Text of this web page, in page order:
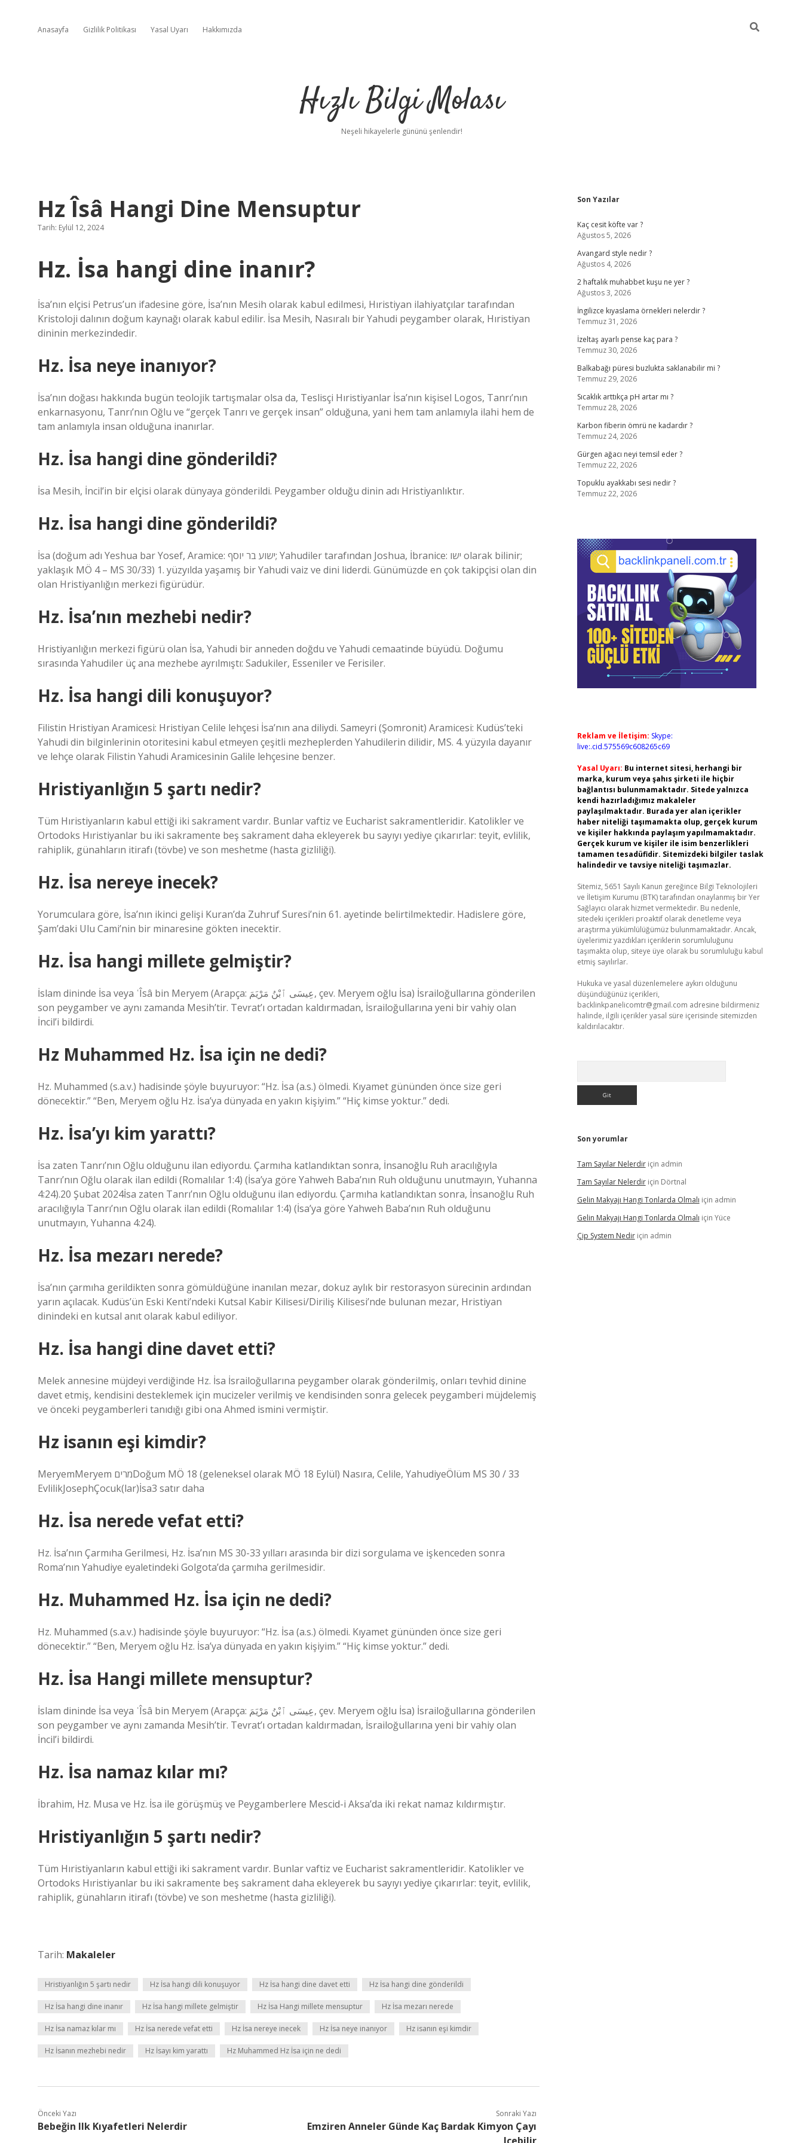
Anasayfa Gizlilik Politikası Yasal Uyarı Hakkımızda
Hızlı Bilgi Molası
Neşeli hikayelerle gününü şenlendir!
Hz Îsâ Hangi Dine Mensuptur
Tarih: Eylül 12, 2024
Hz. İsa hangi dine inanır?
İsa’nın elçisi Petrus’un ifadesine göre, İsa’nın Mesih olarak kabul edilmesi, Hıristiyan ilahiyatçılar tarafından
Kristoloji dalının doğum kaynağı olarak kabul edilir. İsa Mesih, Nasıralı bir Yahudi peygamber olarak, Hıristiyan
dininin merkezindedir.
Hz. İsa neye inanıyor?
İsa’nın doğası hakkında bugün teolojik tartışmalar olsa da, Teslisçi Hıristiyanlar İsa’nın kişisel Logos, Tanrı’nın
enkarnasyonu, Tanrı’nın Oğlu ve “gerçek Tanrı ve gerçek insan” olduğuna, yani hem tam anlamıyla ilahi hem de
tam anlamıyla insan olduğuna inanırlar.
Hz. İsa hangi dine gönderildi?
İsa Mesih, İncil’in bir elçisi olarak dünyaya gönderildi. Peygamber olduğu dinin adı Hristiyanlıktır.
Hz. İsa hangi dine gönderildi?
İsa (doğum adı Yeshua bar Yosef, Aramice: ישוע בר יוסף; Yahudiler tarafından Joshua, İbranice: ישו olarak bilinir;
yaklaşık MÖ 4 – MS 30/33) 1. yüzyılda yaşamış bir Yahudi vaiz ve dini liderdi. Günümüzde en çok takipçisi olan din
olan Hristiyanlığın merkezi figürüdür.
Hz. İsa’nın mezhebi nedir?
Hristiyanlığın merkezi figürü olan İsa, Yahudi bir anneden doğdu ve Yahudi cemaatinde büyüdü. Doğumu
sırasında Yahudiler üç ana mezhebe ayrılmıştı: Sadukiler, Esseniler ve Ferisiler.
Hz. İsa hangi dili konuşuyor?
Filistin Hristiyan Aramicesi: Hristiyan Celile lehçesi İsa’nın ana diliydi. Sameyri (Şomronit) Aramicesi: Kudüs’teki
Yahudi din bilginlerinin otoritesini kabul etmeyen çeşitli mezheplerden Yahudilerin dilidir, MS. 4. yüzyıla dayanır
ve lehçe olarak Filistin Yahudi Aramicesinin Galile lehçesine benzer.
Hristiyanlığın 5 şartı nedir?
Tüm Hıristiyanların kabul ettiği iki sakrament vardır. Bunlar vaftiz ve Eucharist sakramentleridir. Katolikler ve
Ortodoks Hıristiyanlar bu iki sakramente beş sakrament daha ekleyerek bu sayıyı yediye çıkarırlar: teyit, evlilik,
rahiplik, günahların itirafı (tövbe) ve son meshetme (hasta gizliliği).
Hz. İsa nereye inecek?
Yorumculara göre, İsa’nın ikinci gelişi Kuran’da Zuhruf Suresi’nin 61. ayetinde belirtilmektedir. Hadislere göre,
Şam’daki Ulu Cami’nin bir minaresine gökten inecektir.
Hz. İsa hangi millete gelmiştir?
İslam dininde İsa veya ʿÎsâ bin Meryem (Arapça: عِيسَى ٱبْنُ مَرْيَمَ, çev. Meryem oğlu İsa) İsrailoğullarına gönderilen
son peygamber ve aynı zamanda Mesih’tir. Tevrat’ı ortadan kaldırmadan, İsrailoğullarına yeni bir vahiy olan
İncil’i bildirdi.
Hz Muhammed Hz. İsa için ne dedi?
Hz. Muhammed (s.a.v.) hadisinde şöyle buyuruyor: “Hz. İsa (a.s.) ölmedi. Kıyamet gününden önce size geri
dönecektir.” “Ben, Meryem oğlu Hz. İsa’ya dünyada en yakın kişiyim.” “Hiç kimse yoktur.” dedi.
Hz. İsa’yı kim yarattı?
İsa zaten Tanrı’nın Oğlu olduğunu ilan ediyordu. Çarmıha katlandıktan sonra, İnsanoğlu Ruh aracılığıyla
Tanrı’nın Oğlu olarak ilan edildi (Romalılar 1:4) (İsa’ya göre Yahweh Baba’nın Ruh olduğunu unutmayın, Yuhanna
4:24).20 Şubat 2024İsa zaten Tanrı’nın Oğlu olduğunu ilan ediyordu. Çarmıha katlandıktan sonra, İnsanoğlu Ruh
aracılığıyla Tanrı’nın Oğlu olarak ilan edildi (Romalılar 1:4) (İsa’ya göre Yahweh Baba’nın Ruh olduğunu
unutmayın, Yuhanna 4:24).
Hz. İsa mezarı nerede?
İsa’nın çarmıha gerildikten sonra gömüldüğüne inanılan mezar, dokuz aylık bir restorasyon sürecinin ardından
yarın açılacak. Kudüs’ün Eski Kenti’ndeki Kutsal Kabir Kilisesi/Diriliş Kilisesi’nde bulunan mezar, Hristiyan
dinindeki en kutsal anıt olarak kabul ediliyor.
Hz. İsa hangi dine davet etti?
Melek annesine müjdeyi verdiğinde Hz. İsa İsrailoğullarına peygamber olarak gönderilmiş, onları tevhid dinine
davet etmiş, kendisini desteklemek için mucizeler verilmiş ve kendisinden sonra gelecek peygamberi müjdelemiş
ve önceki peygamberleri tanıdığı gibi ona Ahmed ismini vermiştir.
Hz isanın eşi kimdir?
MeryemMeryem מריםDoğum MÖ 18 (geleneksel olarak MÖ 18 Eylül) Nasıra, Celile, YahudiyeÖlüm MS 30 / 33
EvlilikJosephÇocuk(lar)İsa3 satır daha
Hz. İsa nerede vefat etti?
Hz. İsa’nın Çarmıha Gerilmesi, Hz. İsa’nın MS 30-33 yılları arasında bir dizi sorgulama ve işkenceden sonra
Roma’nın Yahudiye eyaletindeki Golgota’da çarmıha gerilmesidir.
Hz. Muhammed Hz. İsa için ne dedi?
Hz. Muhammed (s.a.v.) hadisinde şöyle buyuruyor: “Hz. İsa (a.s.) ölmedi. Kıyamet gününden önce size geri
dönecektir.” “Ben, Meryem oğlu Hz. İsa’ya dünyada en yakın kişiyim.” “Hiç kimse yoktur.” dedi.
Hz. İsa Hangi millete mensuptur?
İslam dininde İsa veya ʿÎsâ bin Meryem (Arapça: عِيسَى ٱبْنُ مَرْيَمَ, çev. Meryem oğlu İsa) İsrailoğullarına gönderilen
son peygamber ve aynı zamanda Mesih’tir. Tevrat’ı ortadan kaldırmadan, İsrailoğullarına yeni bir vahiy olan
İncil’i bildirdi.
Hz. İsa namaz kılar mı?
İbrahim, Hz. Musa ve Hz. İsa ile görüşmüş ve Peygamberlere Mescid-i Aksa’da iki rekat namaz kıldırmıştır.
Hristiyanlığın 5 şartı nedir?
Tüm Hıristiyanların kabul ettiği iki sakrament vardır. Bunlar vaftiz ve Eucharist sakramentleridir. Katolikler ve
Ortodoks Hıristiyanlar bu iki sakramente beş sakrament daha ekleyerek bu sayıyı yediye çıkarırlar: teyit, evlilik,
rahiplik, günahların itirafı (tövbe) ve son meshetme (hasta gizliliği).
Tarih: Makaleler
Hristiyanlığın 5 şartı nedir Hz İsa hangi dili konuşuyor Hz İsa hangi dine davet etti Hz İsa hangi dine gönderildi
Hz İsa hangi dine inanır Hz İsa hangi millete gelmiştir Hz İsa Hangi millete mensuptur Hz İsa mezarı nerede
Hz İsa namaz kılar mı Hz İsa nerede vefat etti Hz İsa nereye inecek Hz İsa neye inanıyor Hz isanın eşi kimdir
Hz İsanın mezhebi nedir Hz İsayı kim yarattı Hz Muhammed Hz İsa için ne dedi
Önceki Yazı
Bebeğin Ilk Kıyafetleri Nelerdir
Sonraki Yazı
Emziren Anneler Günde Kaç Bardak Kimyon Çayı
Sidebar
Son Yazılar
Kaç cesit köfte var ?
Ağustos 5, 2026
Avangard style nedir ?
Ağustos 4, 2026
2 haftalık muhabbet kuşu ne yer ?
Ağustos 3, 2026
İngilizce kıyaslama örnekleri nelerdir ?
Temmuz 31, 2026
İzeltaş ayarlı pense kaç para ?
Temmuz 30, 2026
Balkabağı püresi buzlukta saklanabilir mi ?
Temmuz 29, 2026
Sıcaklık arttıkça pH artar mı ?
Temmuz 28, 2026
Karbon fiberin ömrü ne kadardır ?
Temmuz 24, 2026
Gürgen ağacı neyi temsil eder ?
Temmuz 22, 2026
Topuklu ayakkabı sesi nedir ?
Temmuz 22, 2026
Reklam ve İletişim: Skype:
live:.cid.575569c608265c69
Yasal Uyarı: Bu internet sitesi, herhangi bir
marka, kurum veya şahıs şirketi ile hiçbir
bağlantısı bulunmamaktadır. Sitede yalnızca
kendi hazırladığımız makaleler
paylaşılmaktadır. Burada yer alan içerikler
haber niteliği taşımamakta olup, gerçek kurum
ve kişiler hakkında paylaşım yapılmamaktadır.
Gerçek kurum ve kişiler ile isim benzerlikleri
tamamen tesadüfidir. Sitemizdeki bilgiler taslak
halindedir ve tavsiye niteliği taşımazlar.
Sitemiz, 5651 Sayılı Kanun gereğince Bilgi Teknolojileri
ve İletişim Kurumu (BTK) tarafından onaylanmış bir Yer
Sağlayıcı olarak hizmet vermektedir. Bu nedenle,
sitedeki içerikleri proaktif olarak denetleme veya
araştırma yükümlülüğümüz bulunmamaktadır. Ancak,
üyelerimiz yazdıkları içeriklerin sorumluluğunu
taşımakta olup, siteye üye olarak bu sorumluluğu kabul
etmiş sayılırlar.
Hukuka ve yasal düzenlemelere aykırı olduğunu
düşündüğünüz içerikleri,
backlinkpanelicomtr@gmail.com adresine bildirmeniz
halinde, ilgili içerikler yasal süre içerisinde sitemizden
kaldırılacaktır.
Son yorumlar
Tam Sayılar Nelerdiriçin admin
Tam Sayılar Nelerdiriçin Dörtnal
Gelin Makyajı Hangi Tonlarda Olmalı için admin
Gelin Makyajı Hangi Tonlarda Olmalı için Yüce
Çip System Nediriçin admin
https://hiltonbet-giris.com/